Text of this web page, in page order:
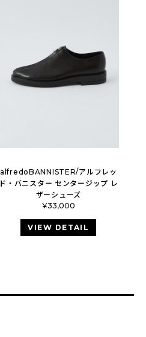
alfredoBANNISTER/アルフレッ
ド・バニスター センタージップ レ
ザーシューズ
¥33,000
VIEW DETAIL